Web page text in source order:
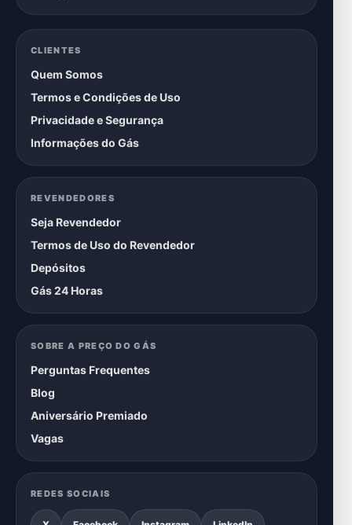
CLIENTES
Quem Somos
Termos e Condições de Uso
Privacidade e Segurança
Informações do Gás
REVENDEDORES
Seja Revendedor
Termos de Uso do Revendedor
Depósitos
Gás 24 Horas
SOBRE A PREÇO DO GÁS
Perguntas Frequentes
Blog
Aniversário Premiado
Vagas
REDES SOCIAIS